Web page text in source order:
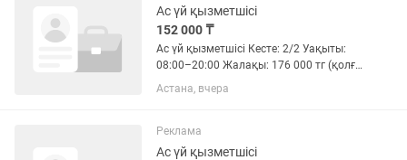
Ас үй қызметшісі
152 000 ₸
Ас үй қызметшісі Кесте: 2/2 Уақыты:
08:00–20:00 Жалақы: 176 000 тг (қолға
— 152 000 тг) 📌 Міндеттері: Ыдыс-
аяқтарды жуу Асүй құрал-
жастан бастап қабылдаймыз -...
Астана, вчера
Реклама
Ас үй қызметшісі